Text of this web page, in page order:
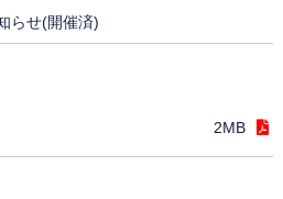
らせ(開催済)
2MB